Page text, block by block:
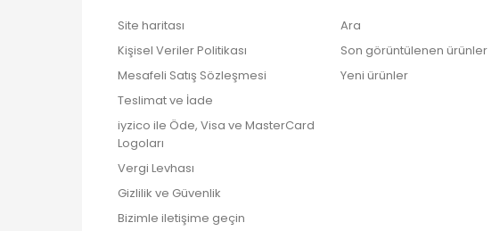
Site haritası
Kişisel Veriler Politikası
Mesafeli Satış Sözleşmesi
Teslimat ve İade
iyzico ile Öde, Visa ve MasterCard
Logoları
Vergi Levhası
Gizlilik ve Güvenlik
Bizimle iletişime geçin
Ara
Son görüntülenen ürünler
Yeni ürünler